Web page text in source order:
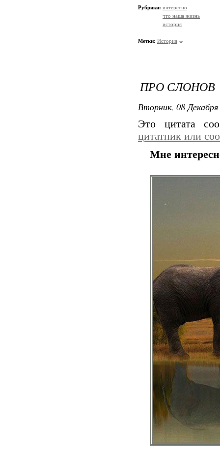
Рубрики: интересно
что наша жизнь
история
Метки: История
ПРО СЛОНОВ
Вторник, 08
Это цитата
цитатник или
Мне